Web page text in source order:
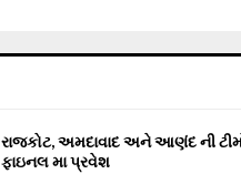
રાજકોટ, અમદાવાદ અને આણંદ ની
ફાઇનલ મા પ્રવેશ